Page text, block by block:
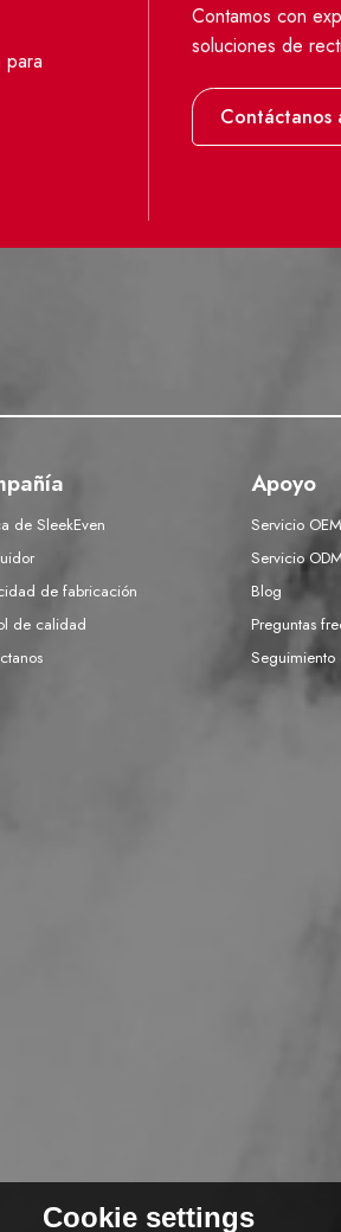
Contamos con
soluciones de
Contáctanos
de SleekEven
de fabricación
de calidad
Apoyo
Servicio OEM
Servicio
Blog
Preguntas
Cookie settings